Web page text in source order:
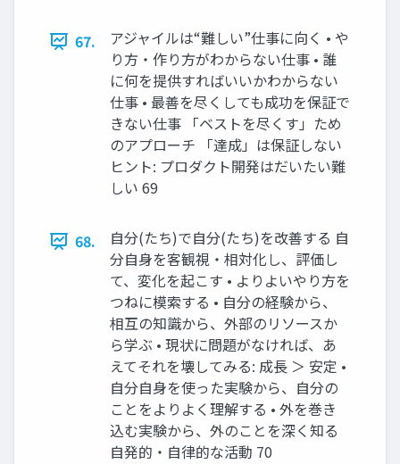
67.
アジャイルは“難しい”仕事に向く • や
り方・作り方がわからない仕事 • 誰
に何を提供すればいいかわからない
仕事 • 最善を尽くしても成功を保証で
きない仕事 「ベストを尽くす」ため
のアプローチ 「達成」は保証しない
ヒント: プロダクト開発はだいたい難
しい 69
68.
自分(たち)で自分(たち)を改善する 自
分自身を客観視・相対化し、評価し
て、変化を起こす • よりよいやり方を
つねに模索する • 自分の経験から、
相互の知識から、外部のリソースか
ら学ぶ • 現状に問題がなければ、あ
えてそれを壊してみる: 成長 ＞ 安定 •
自分自身を使った実験から、自分の
ことをよりよく理解する • 外を巻き
込む実験から、外のことを深く知る
自発的・自律的な活動 70